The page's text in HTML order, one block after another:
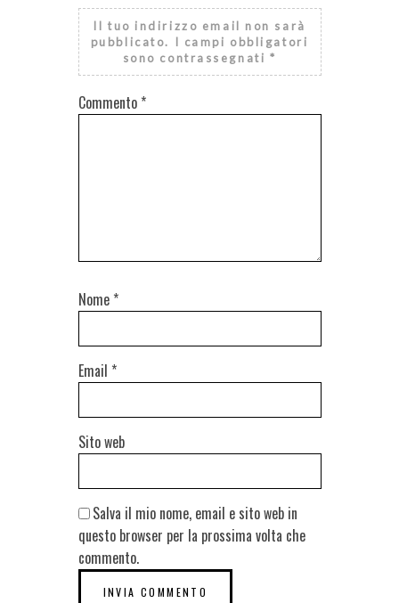
Il tuo indirizzo email non sarà
pubblicato.
I campi obbligatori
sono contrassegnati *
Commento *
Nome *
Email *
Sito web
Salva il mio nome, email e sito web in
questo browser per la prossima volta che
commento.